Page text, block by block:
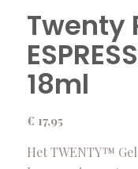
Twenty
18ml
€ 17,95
Het TWENTY™